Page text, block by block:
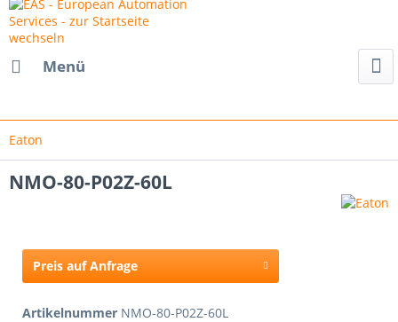
Menü
Eaton
NMO-80-P02Z-60L
Preis auf Anfrage
Artikelnummer NMO-80-P02Z-60L